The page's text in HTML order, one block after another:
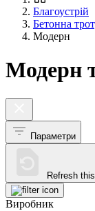
Благоустрій
Бетонна
Модерн
Модерн
Параметри
Refresh
Виробник